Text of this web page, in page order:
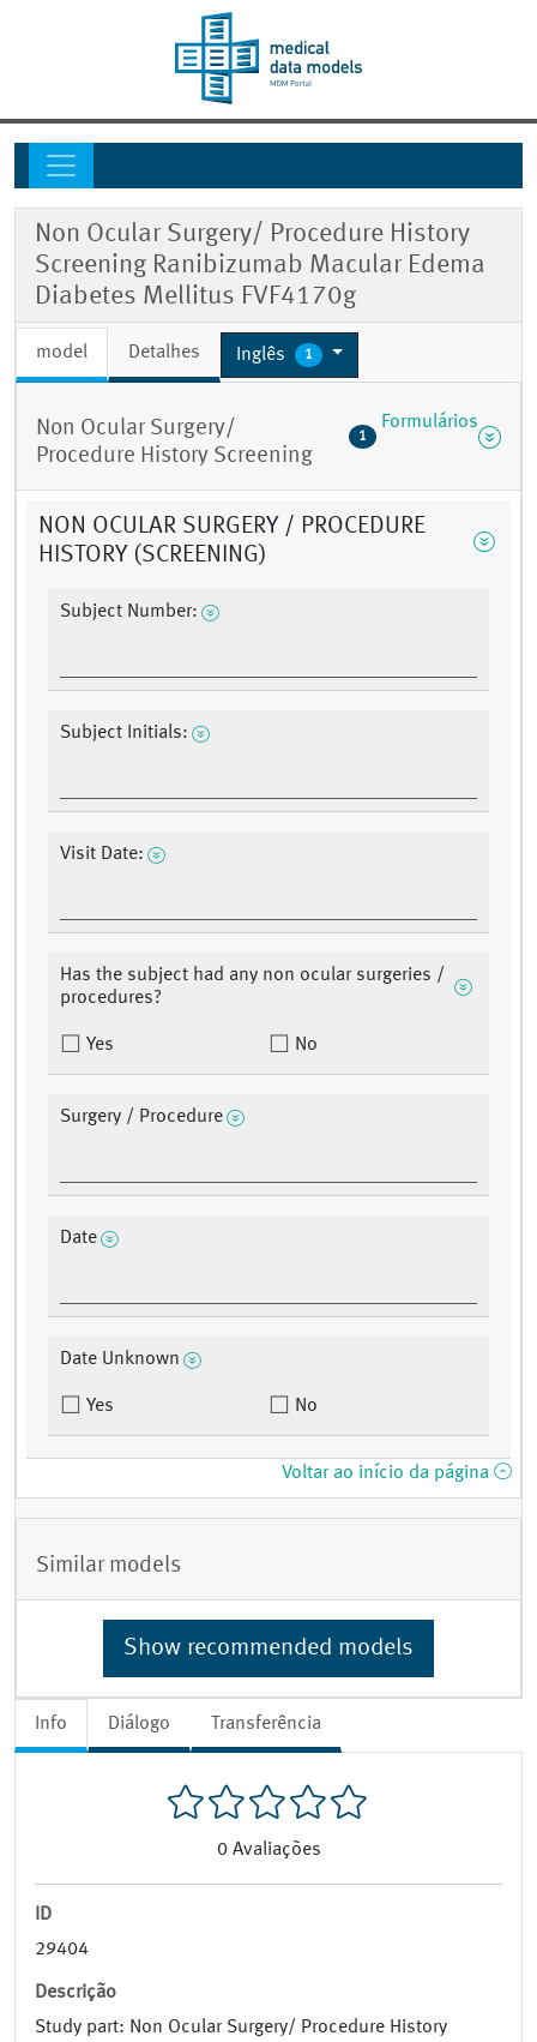
Info Diálogo Transferência
0 Avaliações
ID
29404
Descrição
Study part: Non Ocular Surgery/ Procedure History
Non Ocular Surgery/ Procedure History
Screening Ranibizumab Macular Edema
Diabetes Mellitus FVF4170g
model Detalhes Inglês 1
Non Ocular Surgery/
Procedure History Screening
1
Formulários
NON OCULAR SURGERY / PROCEDURE
HISTORY (SCREENING)
Subject Number:
Subject Initials:
Visit Date:
Has the subject had any non ocular surgeries /
procedures?
Yes No
Surgery / Procedure
Date
Date Unknown
Yes No
Voltar ao início da página
Similar models
Show recommended models